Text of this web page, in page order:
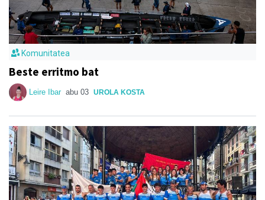
Komunitatea
Beste erritmo bat
Leire Ibar abu 03 UROLA KOSTA